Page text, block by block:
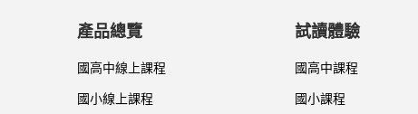
產品總覽
國高中線上課程
國小線上課程
試讀體驗
國高中課程
國小課程